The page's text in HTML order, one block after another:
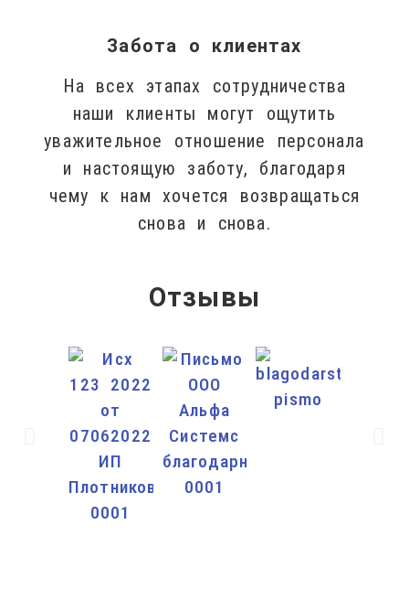
Забота о клиентах
На всех этапах сотрудничества
наши клиенты могут ощутить
уважительное отношение персонала
и настоящую заботу, благодаря
чему к нам хочется возвращаться
снова и снова.
Отзывы